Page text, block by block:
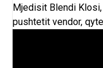
Mjedisit Blendi
pushtetit vendor,